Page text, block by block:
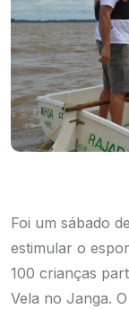
Foi um sábado
estimular o
100 crianças
Vela no Janga.